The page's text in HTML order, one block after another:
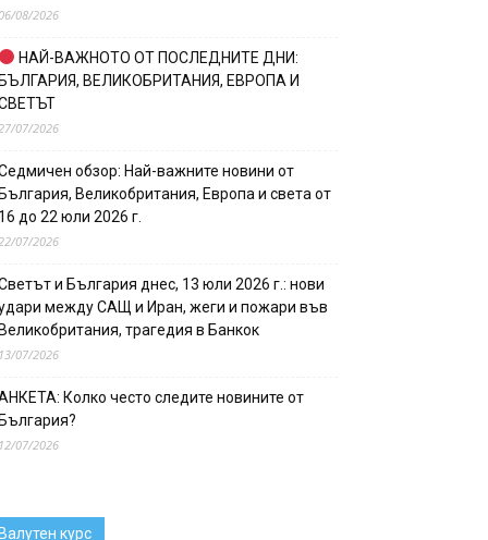
08/2026
НАЙ-ВАЖНОТО ОТ ПОСЛЕДНИТЕ ДНИ:
ВЕЛИКОБРИТАНИЯ, ЕВРОПА И
07/2026
обзор: Най-важните новини от
Великобритания, Европа и света от
до 22 юли 2026 г.
07/2026
и България днес, 13 юли 2026 г.: нови
между САЩ и Иран, жеги и пожари във
трагедия в Банкок
07/2026
Колко често следите новините от
07/2026
курс